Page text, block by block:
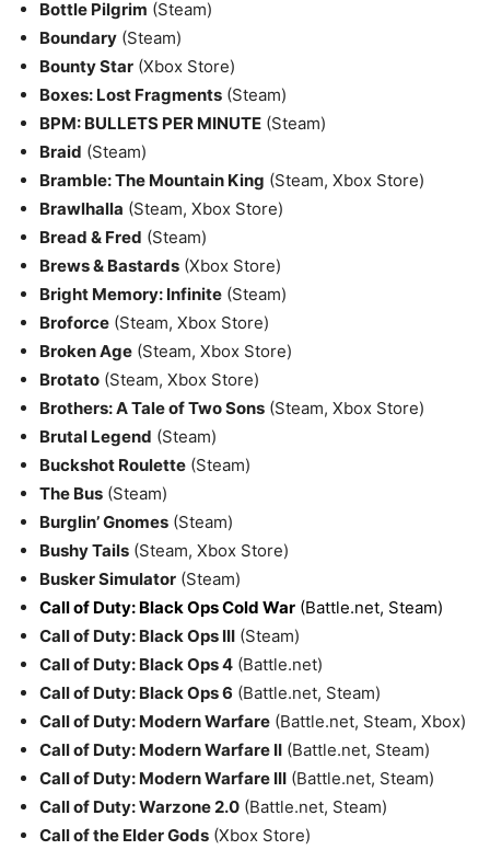
Bottle Pilgrim (Steam)
Boundary (Steam)
Bounty Star (Xbox Store)
Boxes: Lost Fragments (Steam)
BPM: BULLETS PER MINUTE (Steam)
Braid (Steam)
Bramble: The Mountain King (Steam, Xbox Store)
Brawlhalla (Steam, Xbox Store)
Bread & Fred (Steam)
Brews & Bastards (Xbox Store)
Bright Memory: Infinite (Steam)
Broforce (Steam, Xbox Store)
Broken Age (Steam, Xbox Store)
Brotato (Steam, Xbox Store)
Brothers: A Tale of Two Sons (Steam, Xbox Store)
Brutal Legend (Steam)
Buckshot Roulette (Steam)
The Bus (Steam)
Burglin’ Gnomes (Steam)
Bushy Tails (Steam, Xbox Store)
Busker Simulator (Steam)
Call of Duty: Black Ops Cold War (Battle.net, Steam)
Call of Duty: Black Ops III (Steam)
Call of Duty: Black Ops 4 (Battle.net)
Call of Duty: Black Ops 6 (Battle.net, Steam)
Call of Duty: Modern Warfare (Battle.net, Steam, Xbox)
Call of Duty: Modern Warfare II (Battle.net, Steam)
Call of Duty: Modern Warfare III (Battle.net, Steam)
Call of Duty: Warzone 2.0 (Battle.net, Steam)
Call of the Elder Gods (Xbox Store)